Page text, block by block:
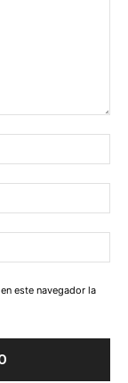
este navegador la